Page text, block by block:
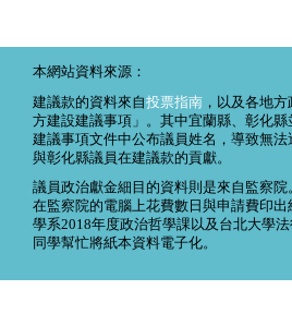
本網站資料來源：
建議款的資料來自投票指南 ，以及各地
方建設建議事項」。其中宜蘭縣、彰化
建議事項文件中公布議員姓名，導致無
與彰化縣議員在建議款的貢獻。
議員政治獻金細目的資料則是來自監察
在監察院的電腦上花費數日與申請費印
學系2018年度政治哲學課以及台北大學
同學幫忙將紙本資料電子化。